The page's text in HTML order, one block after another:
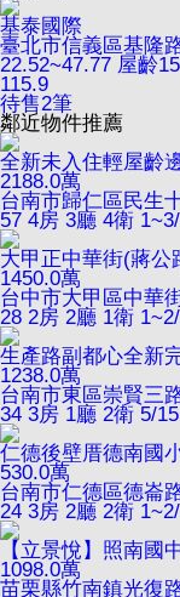
基泰國際
臺北市信義區基隆
22.52~47.77 屋齡
115.9
待售2筆
鄰近物件推薦
全新未入住輕屋齡
2188.0萬
台南市歸仁區民生
57 4房 3廳 4衛
大甲正中華街(蔣公
1450.0萬
台中市大甲區中華
28 2房 2廳 1衛
生產路副都心全新
1238.0萬
台南市東區崇賢三
34 3房 1廳 2衛 5/15
仁德後壁厝德南國
530.0萬
台南市仁德區德崙
24 3房 2廳 2衛
【立景悅】照南國
1098.0萬
苗栗縣竹南鎮光復